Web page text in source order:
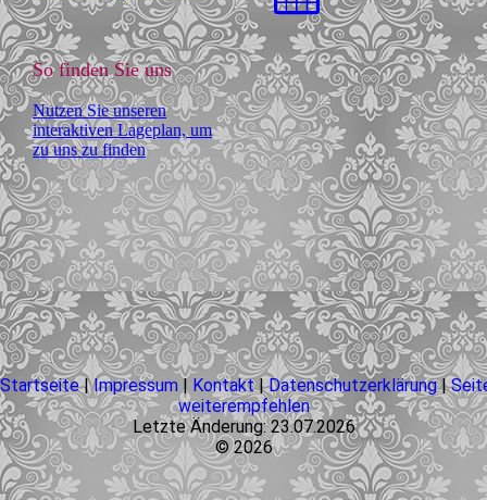
So finden Sie uns
Nutzen Sie unseren
interaktiven Lageplan, um
zu uns zu finden
Startseite|Impressum | Kontakt|Datenschutzerklärung|
weiterempfehlen
Letzte Änderung: 23.07.2026
© 2026